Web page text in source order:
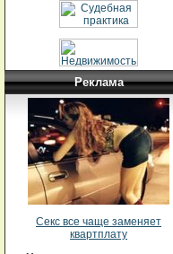
Реклама
Секс все чаще заменяет
квартплату